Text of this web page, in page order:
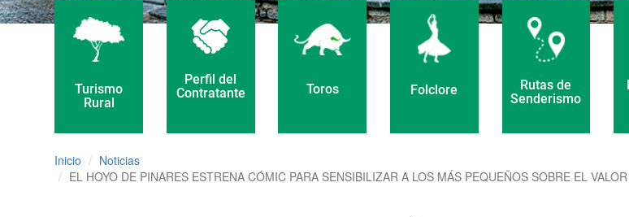
Turismo
Rural
Perfil del
Contratante
Toros Folclore
Rutas de
Senderismo
Inicio
Noticias
EL HOYO DE PINARES ESTRENA CÓMIC PARA SENSIBILIZAR A LOS MÁS PEQUEÑOS SOBRE EL